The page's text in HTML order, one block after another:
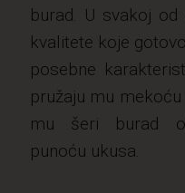
burad. U svakoj
kvalitete koje
posebne
pružaju mu
mu šeri burad
punoću ukusa.